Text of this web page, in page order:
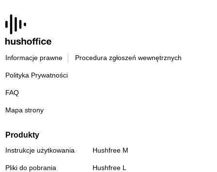
Informacje prawne Procedura zgłoszeń wewnętrznych
Polityka Prywatności
FAQ
Mapa strony
Produkty
Instrukcje użytkowania
Pliki do pobrania
Hushfree M
Hushfree L